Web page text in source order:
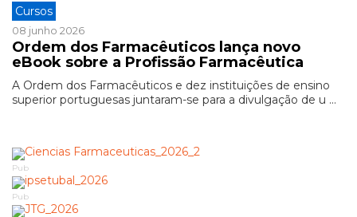
Cursos
08 junho 2026
Ordem dos Farmacêuticos lança novo
eBook sobre a Profissão Farmacêutica
A Ordem dos Farmacêuticos e dez instituições de ensino
superior portuguesas juntaram-se para a divulgação de u ...
Pub
Pub